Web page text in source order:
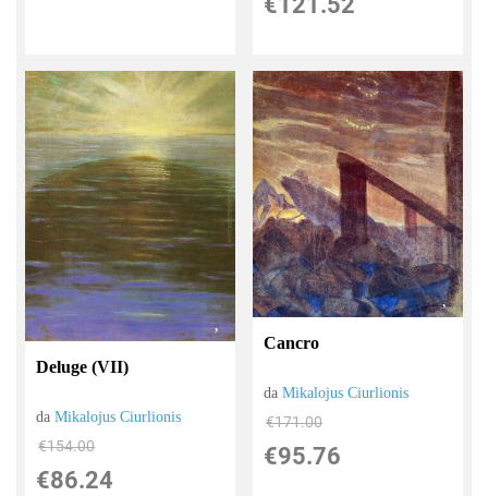
Deluge (VII)
daMikalojus Ciurlionis
€154.00
€86.24
Cancro
daMikalojus Ciurlionis
€171.00
€95.76